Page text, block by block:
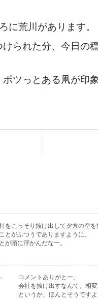
に荒川があります。
られた分、今日の
ツっとある凧が印
をこっそり抜け出して夕方の空
とがふつうでありますように、
が頭に浮かんだなー。
コメントありがとー。
会社を抜け出すなんて、相
というか、ほんとそうです